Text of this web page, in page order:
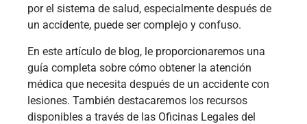
por el sistema de salud, especialmente después de
un accidente, puede ser complejo y confuso.
En este artículo de blog, le proporcionaremos una
guía completa sobre cómo obtener la atención
médica que necesita después de un accidente con
lesiones. También destacaremos los recursos
disponibles a través de las Oficinas Legales del